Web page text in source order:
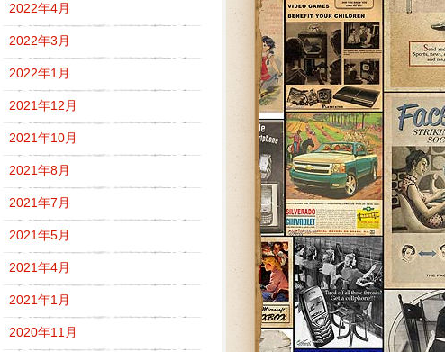
2022年4月
2022年3月
2022年1月
2021年12月
2021年10月
2021年8月
2021年7月
2021年5月
2021年4月
2021年1月
2020年11月